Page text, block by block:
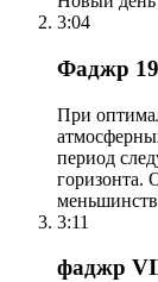
3:04
Фаджр
При
период
горизонта.
3:11
фаджр